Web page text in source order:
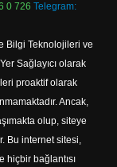
0 726 Telegram:
Bilgi Teknolojileri ve
Sağlayıcı olarak
proaktif olarak
Ancak,
olup, siteye
Bu internet sitesi,
hiçbir bağlantısı